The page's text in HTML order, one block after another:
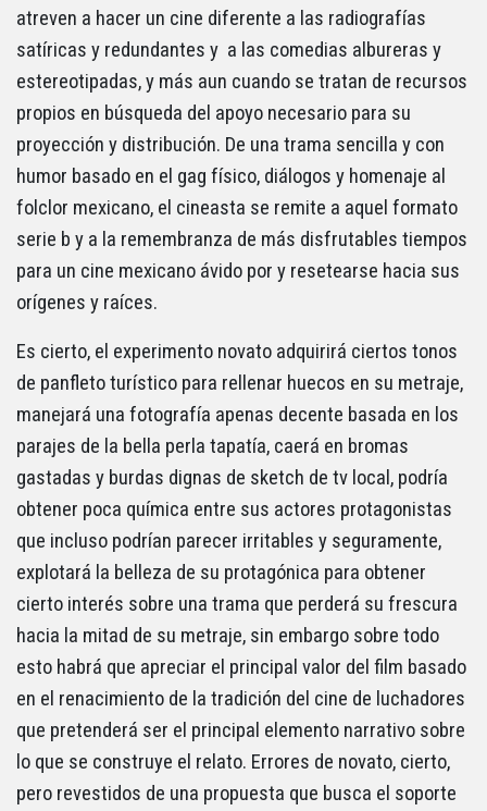
atreven a hacer un cine diferente a las radiografías
satíricas y redundantes y a las comedias albureras y
estereotipadas, y más aun cuando se tratan de recursos
propios en búsqueda del apoyo necesario para su
proyección y distribución. De una trama sencilla y con
humor basado en el gag físico, diálogos y homenaje al
folclor mexicano, el cineasta se remite a aquel formato
serie b y a la remembranza de más disfrutables tiempos
para un cine mexicano ávido por y resetearse hacia sus
orígenes y raíces.
Es cierto, el experimento novato adquirirá ciertos tonos
de panfleto turístico para rellenar huecos en su metraje,
manejará una fotografía apenas decente basada en los
parajes de la bella perla tapatía, caerá en bromas
gastadas y burdas dignas de sketch de tv local, podría
obtener poca química entre sus actores protagonistas
que incluso podrían parecer irritables y seguramente,
explotará la belleza de su protagónica para obtener
cierto interés sobre una trama que perderá su frescura
hacia la mitad de su metraje, sin embargo sobre todo
esto habrá que apreciar el principal valor del film basado
en el renacimiento de la tradición del cine de luchadores
que pretenderá ser el principal elemento narrativo sobre
lo que se construye el relato. Errores de novato, cierto,
pero revestidos de una propuesta que busca el soporte